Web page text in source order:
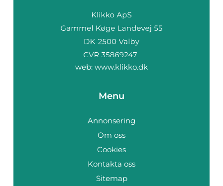
web: www.klikko.dk
Menu
Annonsering
Om oss
Cookies
Kontakta oss
Sitemap